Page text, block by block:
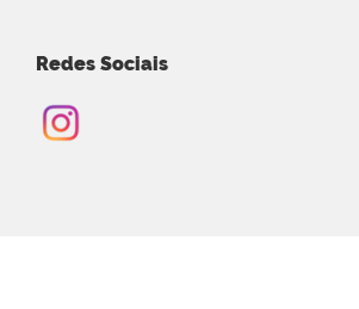
Redes Sociais